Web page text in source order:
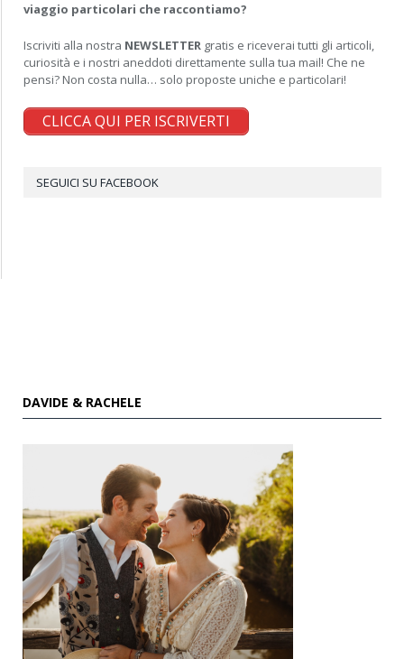
viaggio particolari che raccontiamo?
Iscriviti alla nostra NEWSLETTER gratis e riceverai tutti gli articoli,
curiosità e i nostri aneddoti direttamente sulla tua mail! Che ne
pensi? Non costa nulla… solo proposte uniche e particolari!
CLICCA QUI PER ISCRIVERTI
SEGUICI SU FACEBOOK
DAVIDE & RACHELE